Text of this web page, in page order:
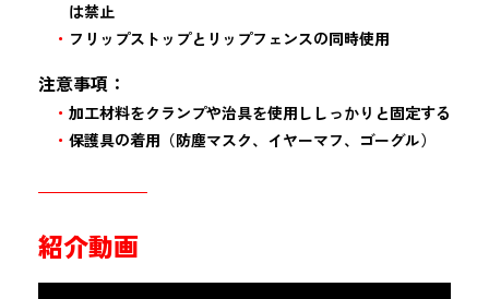
は禁止
フリップストップとリップフェンスの同時使用
注意事項：
加工材料をクランプや治具を使用ししっかりと固定する
保護具の着用（防塵マスク、イヤーマフ、ゴーグル）
紹介動画